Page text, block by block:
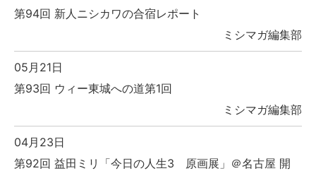
第94回 新人ニシカワの合宿レポート
ミシマガ編集部
05月21日
第93回 ウィー東城への道第1回
ミシマガ編集部
04月23日
第92回 益田ミリ「今日の人生3 原画展」＠名古屋 開